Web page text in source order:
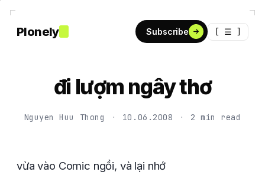
Plonely Subscribe [ ☰ ]
đi lượm ngây thơ
Nguyen Huu Thong · 10.06.2008 · 2 min read
vừa vào Comic ngồi, và lại nhớ